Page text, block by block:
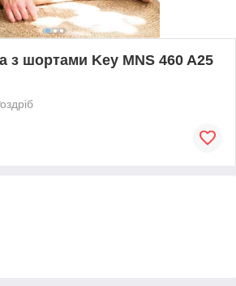
з шортами Key MNS 460 A25